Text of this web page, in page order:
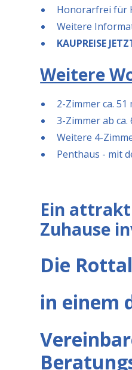
Honorarfrei für
Weitere
KAUPREISE
Weitere
2-Zimmer ca. 51
3-Zimmer ab ca.
Weitere 4-
Penthaus - mit
Ein
Zuhause
Die
in einem